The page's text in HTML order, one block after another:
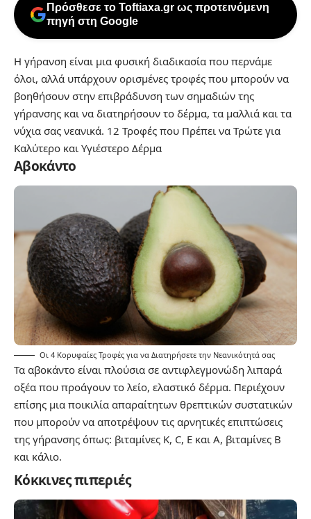
Πρόσθεσε το Toftiaxa.gr ως προτεινόμενη
πηγή στη Google
Η γήρανση είναι μια φυσική διαδικασία που περνάμε
όλοι, αλλά υπάρχουν ορισμένες τροφές που μπορούν να
βοηθήσουν στην επιβράδυνση των σημαδιών της
γήρανσης και να διατηρήσουν το δέρμα, τα μαλλιά και τα
νύχια σας νεανικά. 12 Τροφές που Πρέπει να Τρώτε για
Καλύτερο και Υγιέστερο Δέρμα
Αβοκάντο
Οι 4 Κορυφαίες Τροφές για να Διατηρήσετε την Νεανικότητά σας
Τα αβοκάντο είναι πλούσια σε αντιφλεγμονώδη λιπαρά
οξέα που προάγουν το λείο, ελαστικό δέρμα. Περιέχουν
επίσης μια ποικιλία απαραίτητων θρεπτικών συστατικών
που μπορούν να αποτρέψουν τις αρνητικές επιπτώσεις
της γήρανσης όπως: βιταμίνες Κ, C, Ε και Α, βιταμίνες Β
και κάλιο.
Κόκκινες πιπεριές